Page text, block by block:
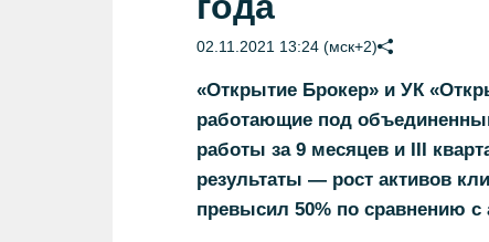
02.11.2021 13:24 (мск+2)
«Открытие Брокер» и УК
работающие под
работы за 9 месяцев и III
результаты — рост активов
превысил 50% по сравнению